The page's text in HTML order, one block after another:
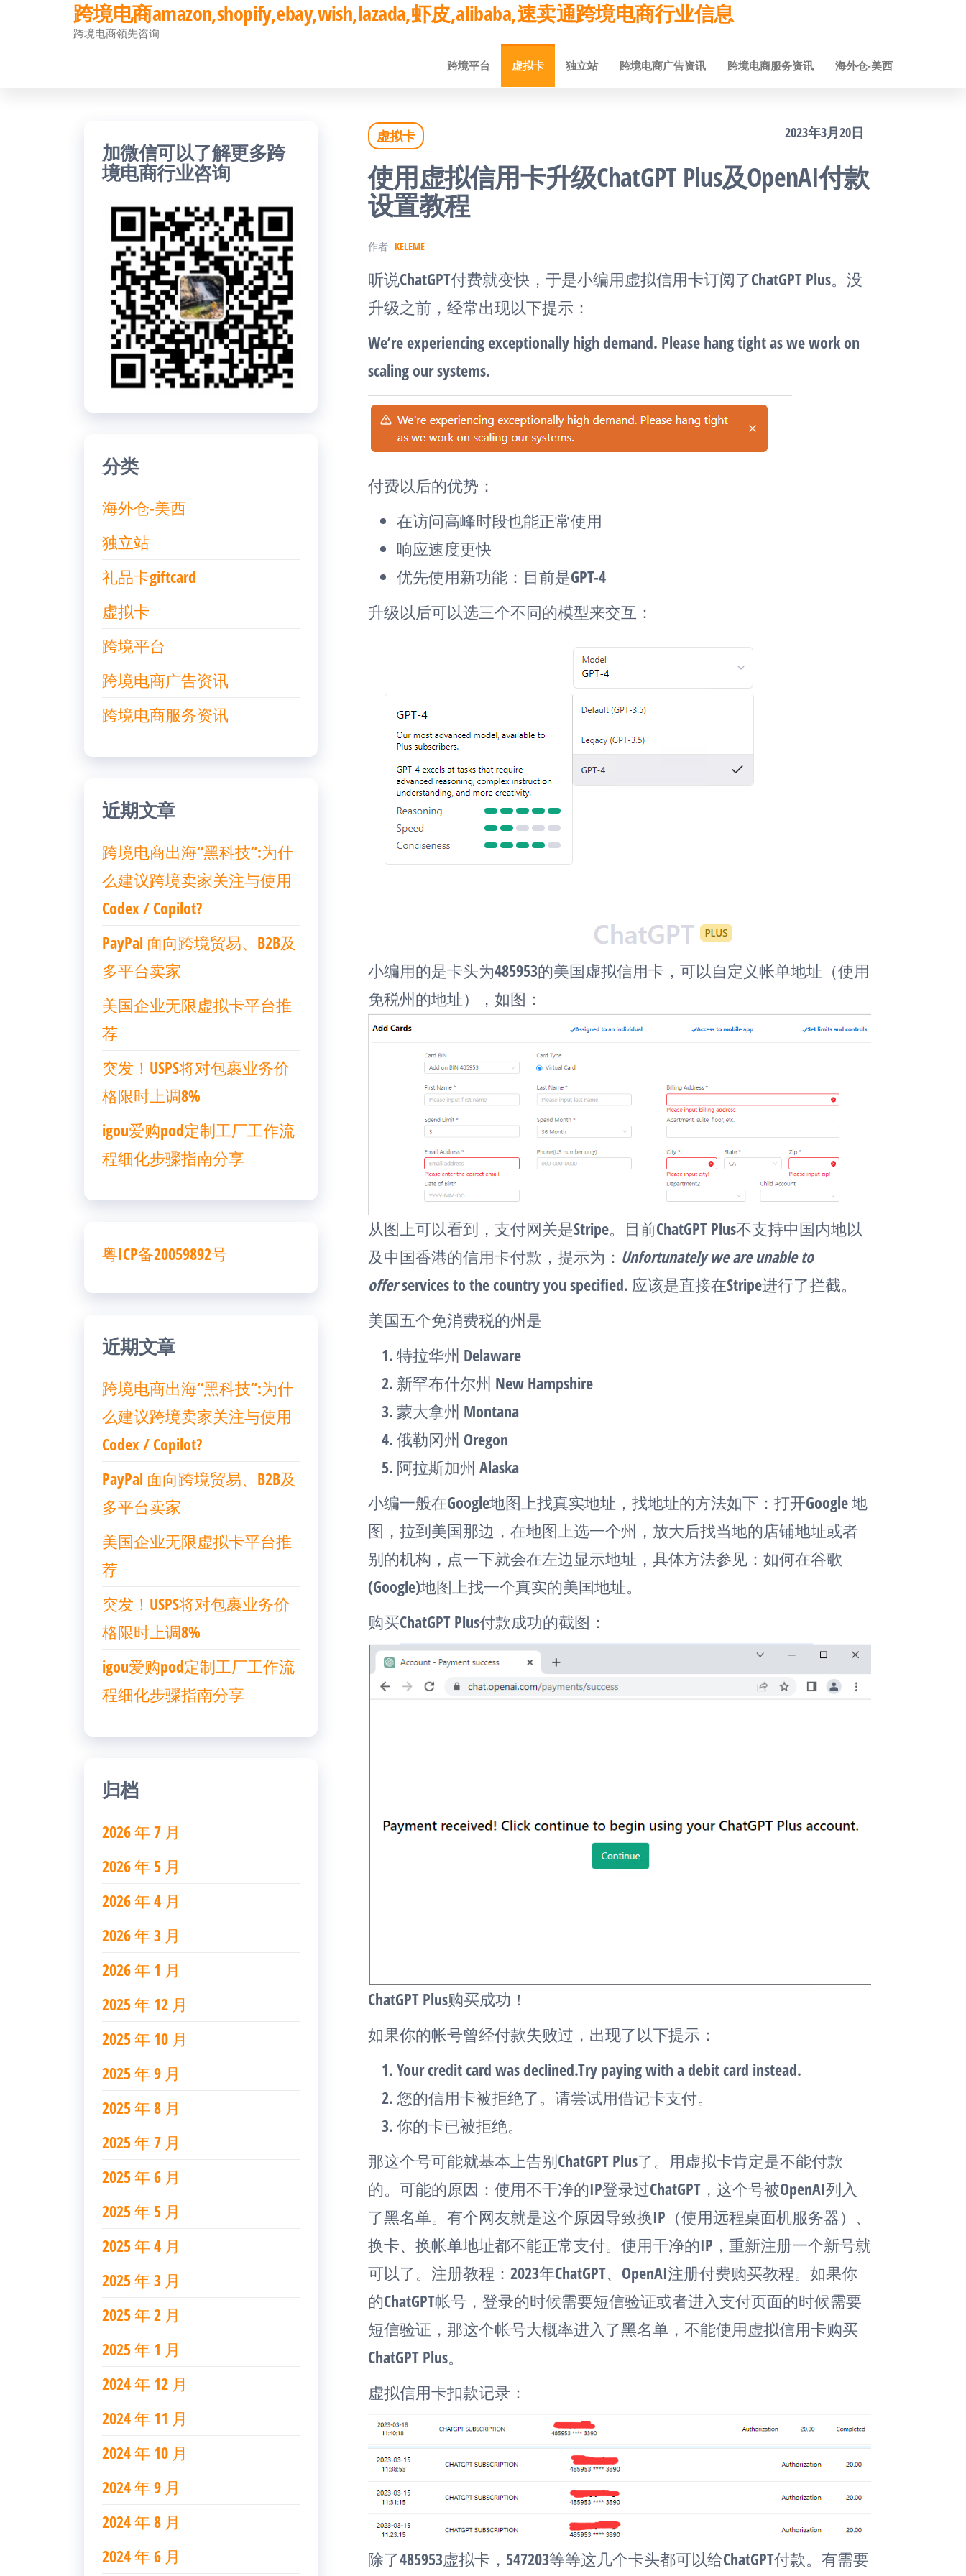
跨境电商amazon,shopify,ebay,wish,lazada,虾皮,alibaba,速卖通跨境电商行业信息
跨境电商领先咨询
跨境平台 虚拟卡 独立站 跨境电商广告资讯 跨境电商服务资讯 海外仓-美西
虚拟卡 2023年3月20日
使用虚拟信用卡升级ChatGPT Plus及OpenAI付款
设置教程
作者 KELEME
听说ChatGPT付费就变快，于是小编用虚拟信用卡订阅了ChatGPT Plus。没
升级之前，经常出现以下提示：
We’re experiencing exceptionally high demand. Please hang tight as we work on
scaling our systems.
付费以后的优势：
在访问高峰时段也能正常使用
响应速度更快
优先使用新功能：目前是GPT-4
升级以后可以选三个不同的模型来交互：
小编用的是卡头为485953的美国虚拟信用卡，可以自定义帐单地址（使用
免税州的地址），如图：
从图上可以看到，支付网关是Stripe。目前ChatGPT Plus不支持中国内地以
及中国香港的信用卡付款，提示为： Unfortunately we are unable to
offerservices to the country you specified. 应该是直接在Stripe进行了拦截。
美国五个免消费税的州是
特拉华州 Delaware
新罕布什尔州 New Hampshire
蒙大拿州 Montana
俄勒冈州 Oregon
阿拉斯加州 Alaska
小编一般在Google地图上找真实地址，找地址的方法如下：打开Google 地
图，拉到美国那边，在地图上选一个州，放大后找当地的店铺地址或者
别的机构，点一下就会在左边显示地址，具体方法参见：如何在谷歌
(Google)地图上找一个真实的美国地址。
购买ChatGPT Plus付款成功的截图：
ChatGPT Plus购买成功！
如果你的帐号曾经付款失败过，出现了以下提示：
Your credit card was declined.Try paying with a debit card instead.
您的信用卡被拒绝了。请尝试用借记卡支付。
你的卡已被拒绝。
那这个号可能就基本上告别ChatGPT Plus了。用虚拟卡肯定是不能付款
的。可能的原因：使用不干净的IP登录过ChatGPT，这个号被OpenAI列入
了黑名单。有个网友就是这个原因导致换IP（使用远程桌面机服务器）、
换卡、换帐单地址都不能正常支付。使用干净的IP，重新注册一个新号就
可以了。注册教程：2023年ChatGPT、OpenAI注册付费购买教程。如果你
的ChatGPT帐号，登录的时候需要短信验证或者进入支付页面的时候需要
短信验证，那这个帐号大概率进入了黑名单，不能使用虚拟信用卡购买
ChatGPT Plus。
虚拟信用卡扣款记录：
除了485953虚拟卡，547203等等这几个卡头都可以给ChatGPT付款。有需要
加微信可以了解更多跨
境电商行业咨询
分类
海外仓-美西
独立站
礼品卡giftcard
虚拟卡
跨境平台
跨境电商广告资讯
跨境电商服务资讯
近期文章
跨境电商出海“黑科技”:为什
么建议跨境卖家关注与使用
Codex / Copilot?
PayPal 面向跨境贸易、B2B及
多平台卖家
美国企业无限虚拟卡平台推
荐
突发！USPS将对包裹业务价
格限时上调8%
igou爱购pod定制工厂工作流
程细化步骤指南分享
粤ICP备20059892号
近期文章
跨境电商出海“黑科技”:为什
么建议跨境卖家关注与使用
Codex / Copilot?
PayPal 面向跨境贸易、B2B及
多平台卖家
美国企业无限虚拟卡平台推
荐
突发！USPS将对包裹业务价
格限时上调8%
igou爱购pod定制工厂工作流
程细化步骤指南分享
归档
2026 年 7 月
2026 年 5 月
2026 年 4 月
2026 年 3 月
2026 年 1 月
2025 年 12 月
2025 年 10 月
2025 年 9 月
2025 年 8 月
2025 年 7 月
2025 年 6 月
2025 年 5 月
2025 年 4 月
2025 年 3 月
2025 年 2 月
2025 年 1 月
2024 年 12 月
2024 年 11 月
2024 年 10 月
2024 年 9 月
2024 年 8 月
2024 年 6 月